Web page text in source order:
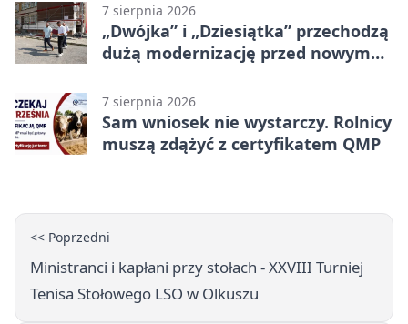
7 sierpnia 2026
„Dwójka” i „Dziesiątka” przechodzą
dużą modernizację przed nowym
7 sierpnia 2026
Sam wniosek nie wystarczy. Rolnicy
muszą zdążyć z certyfikatem QMP
<< Poprzedni
Ministranci i kapłani przy stołach - XXVIII Turniej
Tenisa Stołowego LSO w Olkuszu